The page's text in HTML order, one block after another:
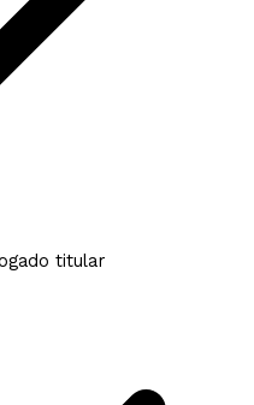
titular